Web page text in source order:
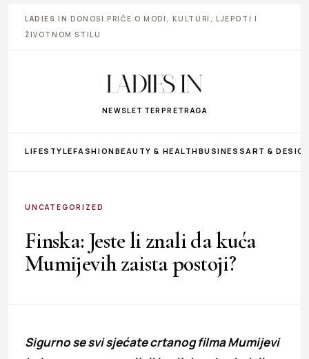
LADIES IN DONOSI PRIČE O MODI, KULTURI, LJEPOTI I
ŽIVOTNOM STILU
NEWSLETTER PRETRAGA
LIFESTYLEFASHIONBEAUTY & HEALTHBUSINESS ART &
UNCATEGORIZED
Finska: Jeste li znali da kuća
Mumijevih zaista postoji?
Sigurno se svi sjećate crtanog filma Mumijevi